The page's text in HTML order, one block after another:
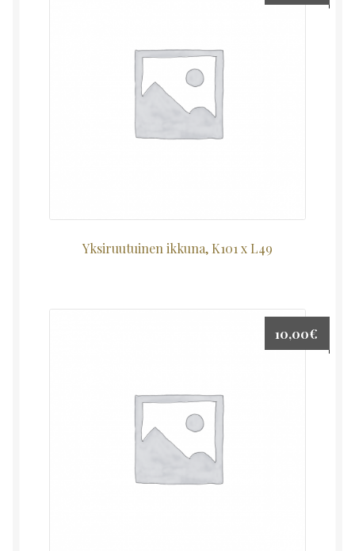
Yksiruutuinen ikkuna, K101 x L49
10,00€